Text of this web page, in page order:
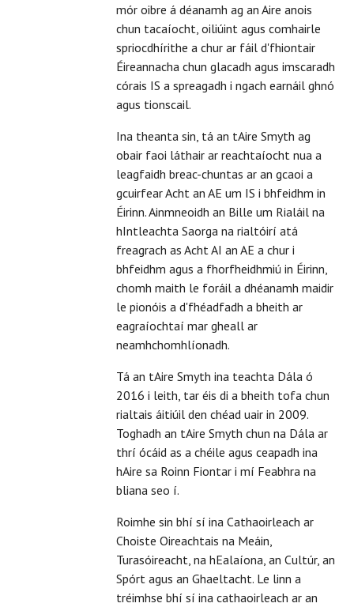
mór oibre á déanamh ag an Aire anois
chun tacaíocht, oiliúint agus comhairle
spriocdhírithe a chur ar fáil d'fhiontair
Éireannacha chun glacadh agus imscaradh
córais IS a spreagadh i ngach earnáil ghnó
agus tionscail.
Ina theanta sin, tá an tAire Smyth ag
obair faoi láthair ar reachtaíocht nua a
leagfaidh breac-chuntas ar an gcaoi a
gcuirfear Acht an AE um IS i bhfeidhm in
Éirinn. Ainmneoidh an Bille um Rialáil na
hIntleachta Saorga na rialtóirí atá
freagrach as Acht AI an AE a chur i
bhfeidhm agus a fhorfheidhmiú in Éirinn,
chomh maith le foráil a dhéanamh maidir
le pionóis a d'fhéadfadh a bheith ar
eagraíochtaí mar gheall ar
neamhchomhlíonadh.
Tá an tAire Smyth ina teachta Dála ó
2016 i leith, tar éis di a bheith tofa chun
rialtais áitiúil den chéad uair in 2009.
Toghadh an tAire Smyth chun na Dála ar
thrí ócáid as a chéile agus ceapadh ina
hAire sa Roinn Fiontar i mí Feabhra na
bliana seo í.
Roimhe sin bhí sí ina Cathaoirleach ar
Choiste Oireachtais na Meáin,
Turasóireacht, na hEalaíona, an Cultúr, an
Spórt agus an Ghaeltacht. Le linn a
tréimhse bhí sí ina cathaoirleach ar an